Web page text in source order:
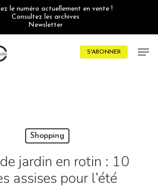
le numéro actuellement en vente !
Consultez les archives
Newsletter
S'ABONNER
Shopping
jardin en rotin : 10
assises pour l’été